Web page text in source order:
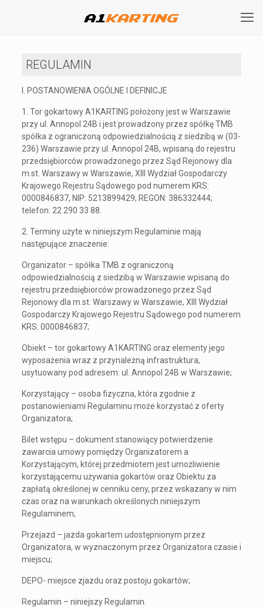
REGULAMIN
I. POSTANOWIENIA OGÓLNE I DEFINICJE
1. Tor gokartowy A1KARTING położony jest w Warszawie
przy ul. Annopol 24B i jest prowadzony przez spółkę TMB
spółka z ograniczoną odpowiedzialnością z siedzibą w (03-
236) Warszawie przy ul. Annopol 24B, wpisaną do rejestru
przedsiębiorców prowadzonego przez Sąd Rejonowy dla
m.st. Warszawy w Warszawie, XIII Wydział Gospodarczy
Krajowego Rejestru Sądowego pod numerem KRS:
0000846837, NIP: 5213899429; REGON: 386332444;
telefon: 22 290 33 88.
2. Terminy użyte w niniejszym Regulaminie mają
następujące znaczenie:
Organizator – spółka TMB z ograniczoną
odpowiedzialnością z siedzibą w Warszawie wpisaną do
rejestru przedsiębiorców prowadzonego przez Sąd
Rejonowy dla m.st. Warszawy w Warszawie, XIII Wydział
Gospodarczy Krajowego Rejestru Sądowego pod numerem
KRS: 0000846837;
Obiekt – tor gokartowy A1KARTING oraz elementy jego
wyposażenia wraz z przynależną infrastruktura,
usytuowany pod adresem: ul. Annopol 24B w Warszawie;
Korzystający – osoba fizyczna, która zgodnie z
postanowieniami Regulaminu może korzystać z oferty
Organizatora;
Bilet wstępu – dokument stanowiący potwierdzenie
zawarcia umowy pomiędzy Organizatorem a
Korzystającym, której przedmiotem jest umożliwienie
korzystającemu używania gokartów oraz Obiektu za
zapłatą określonej w cenniku ceny, przez wskazany w nim
czas oraz na warunkach określonych niniejszym
Regulaminem;
Przejazd – jazda gokartem udostępnionym przez
Organizatora, w wyznaczonym przez Organizatora czasie i
miejscu;
DEPO- miejsce zjazdu oraz postoju gokartów;
Regulamin – niniejszy Regulamin.